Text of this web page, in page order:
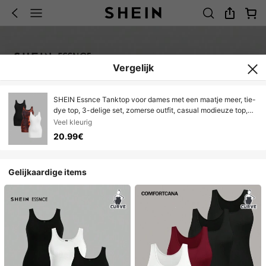
Vergelijk
SHEIN Essnce Tanktop voor dames met een maatje meer, tie-
dye top, 3-delige set, zomerse outfit, casual modieuze top,
zomerse strandtop voor dames, uitgaanstop
Veel kleurig
20.99€
Gelijkaardige items